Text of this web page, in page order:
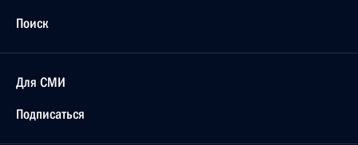
Поиск
Для СМИ
Подписаться